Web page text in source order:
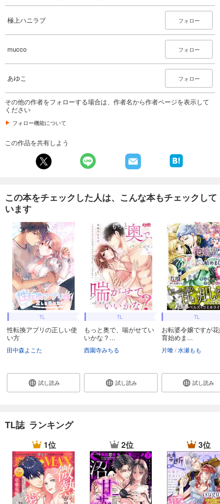
試し読み
極上ハニラブ 2024年6月号
完結
カート
試し読み
極上ハニラブ 2024年5月号
あらすじを表示する
完結
カート
あらすじを表示する
極上ハニラブ 2024年3月号
550円 (税込)
完結
カート
試し読み
あらすじを表示する
極上ハニラブ 2024年2月号
550 円 (税込)
カート
極上ハニラブ 2024年1月号
極上ハニラブ 2023年12月号【きゅん愛】
550円 (税込)
完結
カート
試し読み
極上ハニラブ フォロー
mucco フォロー
あゆこ フォロー
その他の作者をフォローする場合は、作者名から作者ページを表示して
ください
フォロー機能について
この作品を共有しよう
この本をチェックした人は、こんな本もチェックして
います
TL
性転換アプリの正しい使
い方
田中森よこた
試し読み
TL
もっと奥で、喘がせてい
いかな？...
西園寺みちる
試し読み
TL
お転婆令嬢ですが
育始めま...
片喰 水瀬もも
試し読み
TL誌 ランキング
1位 2位 3位